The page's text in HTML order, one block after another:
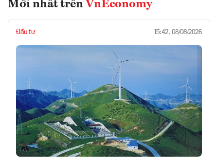
Mới nhất trên VnEconomy
Đầu tư 15:42, 08/08/2026